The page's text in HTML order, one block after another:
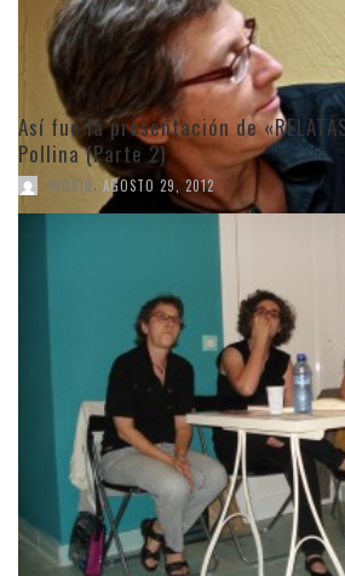
Así fue la presentación de
Pollina (Parte 2)
INGRID AGOSTO 29, 2012
NINGÚN